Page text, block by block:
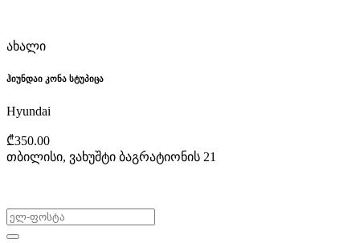
ახალი
ჰიუნდაი კონა სტუპიცა
Hyundai
₾350.00
თბილისი, ვახუშტი ბაგრატიონის 21